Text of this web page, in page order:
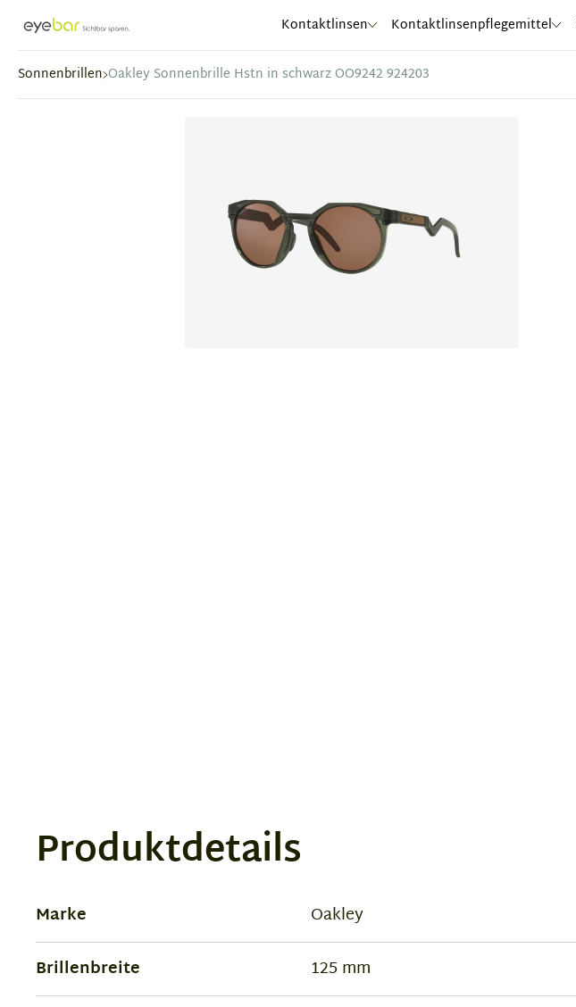
Abele Optic Kontaktlinsen Kontaktlinsenpflegemittel
Sonnenbrillen Oakley Sonnenbrille Hstn in schwarz OO9242 924203
Produktdetails
Marke
Oakley
Brillenbreite
125 mm